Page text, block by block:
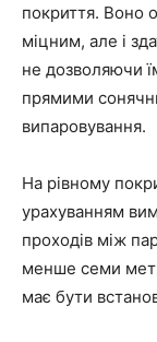
покриття. Воно
міцним, але і
не дозволяючи
прямими
випаровування.
На рівному
урахуванням
проходів між
менше семи
має бути